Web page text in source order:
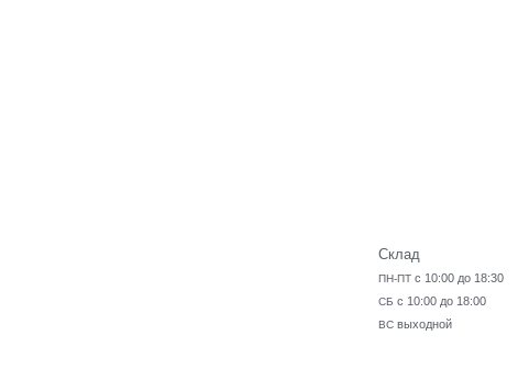
Склад
ПН-ПТ с 10:00 до 18:30
СБ с 10:00 до 18:00
ВС выходной